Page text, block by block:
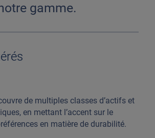
gamme.
de multiples classes d’actifs et
en mettant l’accent sur le
en matière de durabilité.